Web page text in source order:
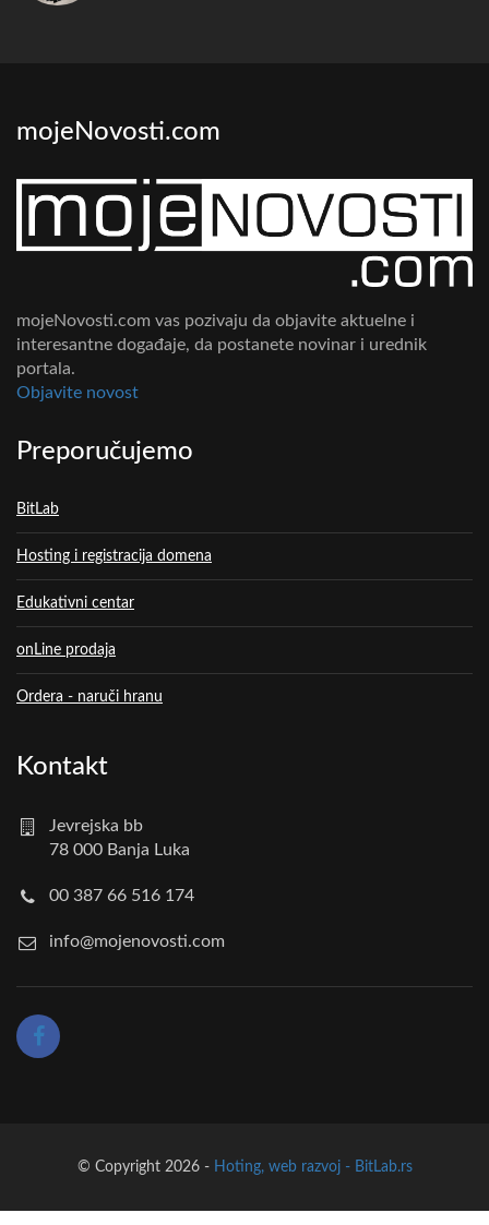
mojeNovosti.com
mojeNovosti.com vas pozivaju da objavite aktuelne i
interesantne događaje, da postanete novinar i urednik
portala.
Objavite novost
Preporučujemo
BitLab
Hosting i registracija domena
Edukativni centar
onLine prodaja
Ordera - naruči hranu
Kontakt
Jevrejska bb
78 000 Banja Luka
00 387 66 516 174
info@mojenovosti.com
© Copyright 2026 - Hoting, web razvoj - BitLab.rs